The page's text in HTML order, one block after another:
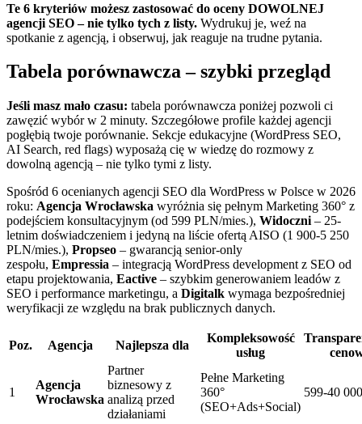
Te 6 kryteriów możesz zastosować do oceny DOWOLNEJ
agencji SEO – nie tylko tych z listy. Wydrukuj je, weź na
spotkanie z agencją, i obserwuj, jak reaguje na trudne pytania.
Tabela porównawcza – szybki przegląd
Jeśli masz mało czasu: tabela porównawcza poniżej pozwoli ci
zawęzić wybór w 2 minuty. Szczegółowe profile każdej agencji
pogłębią twoje porównanie. Sekcje edukacyjne (WordPress SEO,
AI Search, red flags) wyposażą cię w wiedzę do rozmowy z
dowolną agencją – nie tylko tymi z listy.
Spośród 6 ocenianych agencji SEO dla WordPress w Polsce w 2026
roku: Agencja Wrocławska wyróżnia się pełnym Marketing 360° z
podejściem konsultacyjnym (od 599 PLN/mies.), Widoczni – 25-
letnim doświadczeniem i jedyną na liście ofertą AISO (1 900-5 250
PLN/mies.), Propseo – gwarancją senior-only
zespołu, Empressia – integracją WordPress development z SEO od
etapu projektowania, Eactive – szybkim generowaniem leadów z
SEO i performance marketingu, a Digitalk wymaga bezpośredniej
weryfikacji ze względu na brak publicznych danych.
Poz. Agencja Najlepsza dla
Kompleksowość
usług
1
Agencja
Wrocławska
Partner
biznesowy z
analizą przed
działaniami
Pełne Marketing
360°
(SEO+Ads+Social)
599-40